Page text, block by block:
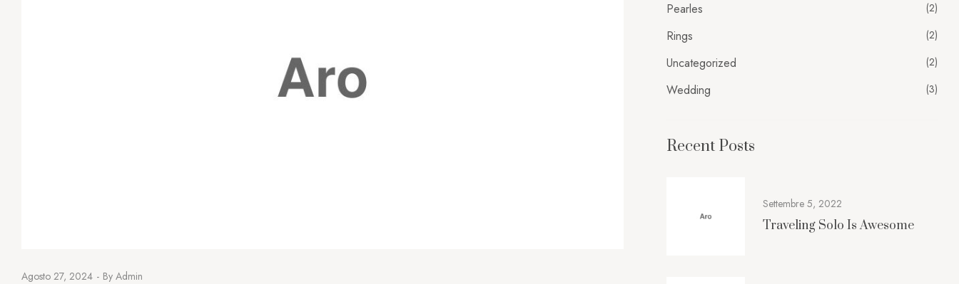
Agosto 27, 2024 By Admin
Pearles (2)
Rings (2)
Uncategorized (2)
Wedding (3)
Recent Posts
Settembre 5, 2022
Traveling Solo Is Awesome